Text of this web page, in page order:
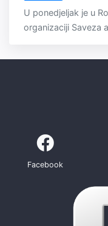
U ponedjeljak je u
organizaciji Saveza
Facebook